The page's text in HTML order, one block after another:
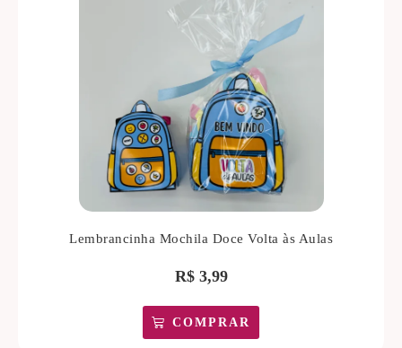
Lembrancinha Mochila Doce Volta às Aulas
R$3,99
COMPRAR